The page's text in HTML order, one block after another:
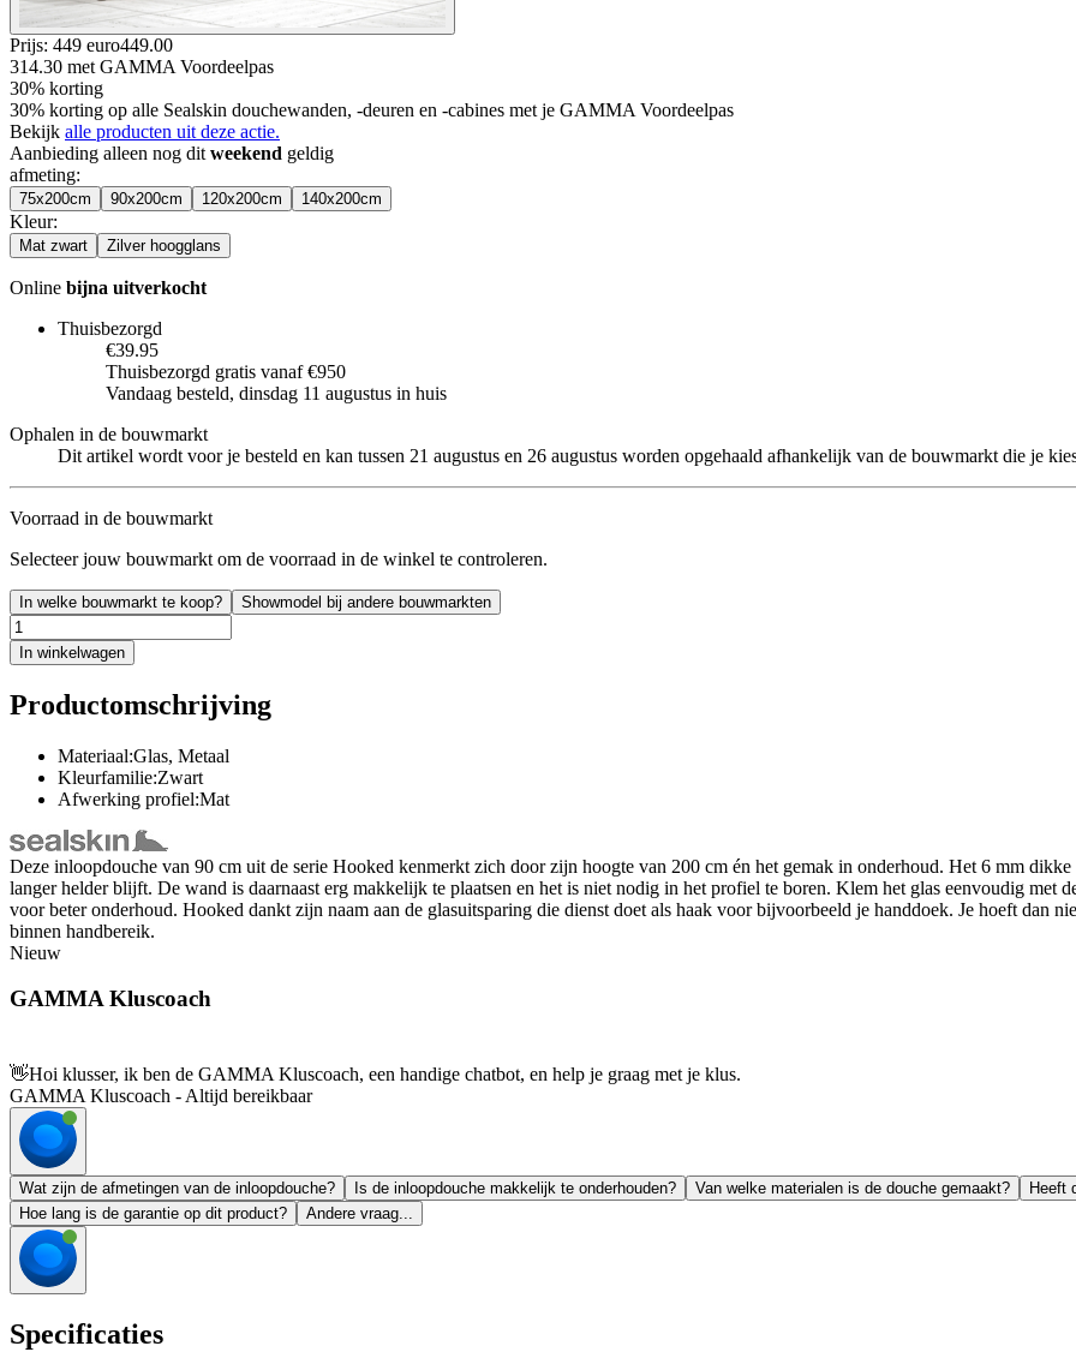
Prijs: 449 euro449.00
314.30 met GAMMA Voordeelpas
30% korting
30% korting op alle Sealskin douchewanden, -deuren en -cabines met je GAMMA Voordeelpas
Bekijk alle producten uit deze actie.
Aanbieding alleen nog dit weekend geldig
afmeting:
75x200cm 90x200cm 120x200cm 140x200cm
Kleur:
Mat zwart Zilver hoogglans
Online bijna uitverkocht
Thuisbezorgd
€39.95
Thuisbezorgd gratis vanaf €950
Vandaag besteld, dinsdag 11 augustus in huis
Ophalen in de bouwmarkt
Dit artikel wordt voor je besteld en kan tussen 21 augustus en 26 augustus worden opgehaald afhankelijk van de bouwmarkt die je
Voorraad in de bouwmarkt
Selecteer jouw bouwmarkt om de voorraad in de winkel te controleren.
In welke bouwmarkt te koop? Showmodel bij andere bouwmarkten
In winkelwagen
Productomschrijving
Materiaal:Glas, Metaal
Kleurfamilie:Zwart
Afwerking profiel:Mat
Deze inloopdouche van 90 cm uit de serie Hooked kenmerkt zich door zijn hoogte van 200 cm én het gemak in onderhoud. Het 6 mm
langer helder blijft. De wand is daarnaast erg makkelijk te plaatsen en het is niet nodig in het profiel te boren. Klem het glas eenvoudig met
voor beter onderhoud. Hooked dankt zijn naam aan de glasuitsparing die dienst doet als haak voor bijvoorbeeld je handdoek. Je hoeft dan
binnen handbereik.
Nieuw
GAMMA Kluscoach
👋Hoi klusser, ik ben de GAMMA Kluscoach, een handige chatbot, en help je graag met je klus.
GAMMA Kluscoach - Altijd bereikbaar
Wat zijn de afmetingen van de inloopdouche? Is de inloopdouche makkelijk te onderhouden? Van welke materialen is de douche gemaakt?
Heeft
Hoe lang is de garantie op dit product?
Andere vraag...
Specificaties